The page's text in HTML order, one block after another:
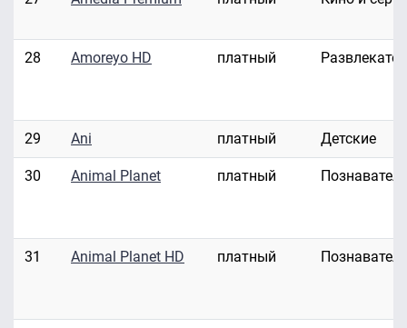
28 Amoreyo HD платный
29 Ani платный Детские
30 Animal Planet платный
31 Animal Planet HD платный